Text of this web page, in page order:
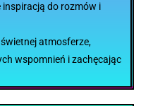
inspiracją do rozmów i
atmosferze,
wspomnień i zachęcając